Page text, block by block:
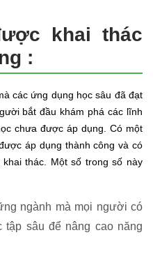
khai thác
:
các ứng dụng học sâu đã đạt
bắt đầu khám phá các lĩnh
chưa được áp dụng. Có một
áp dụng thành công và có
thác. Một số trong số này
ngành mà mọi người có
tập sâu để nâng cao năng